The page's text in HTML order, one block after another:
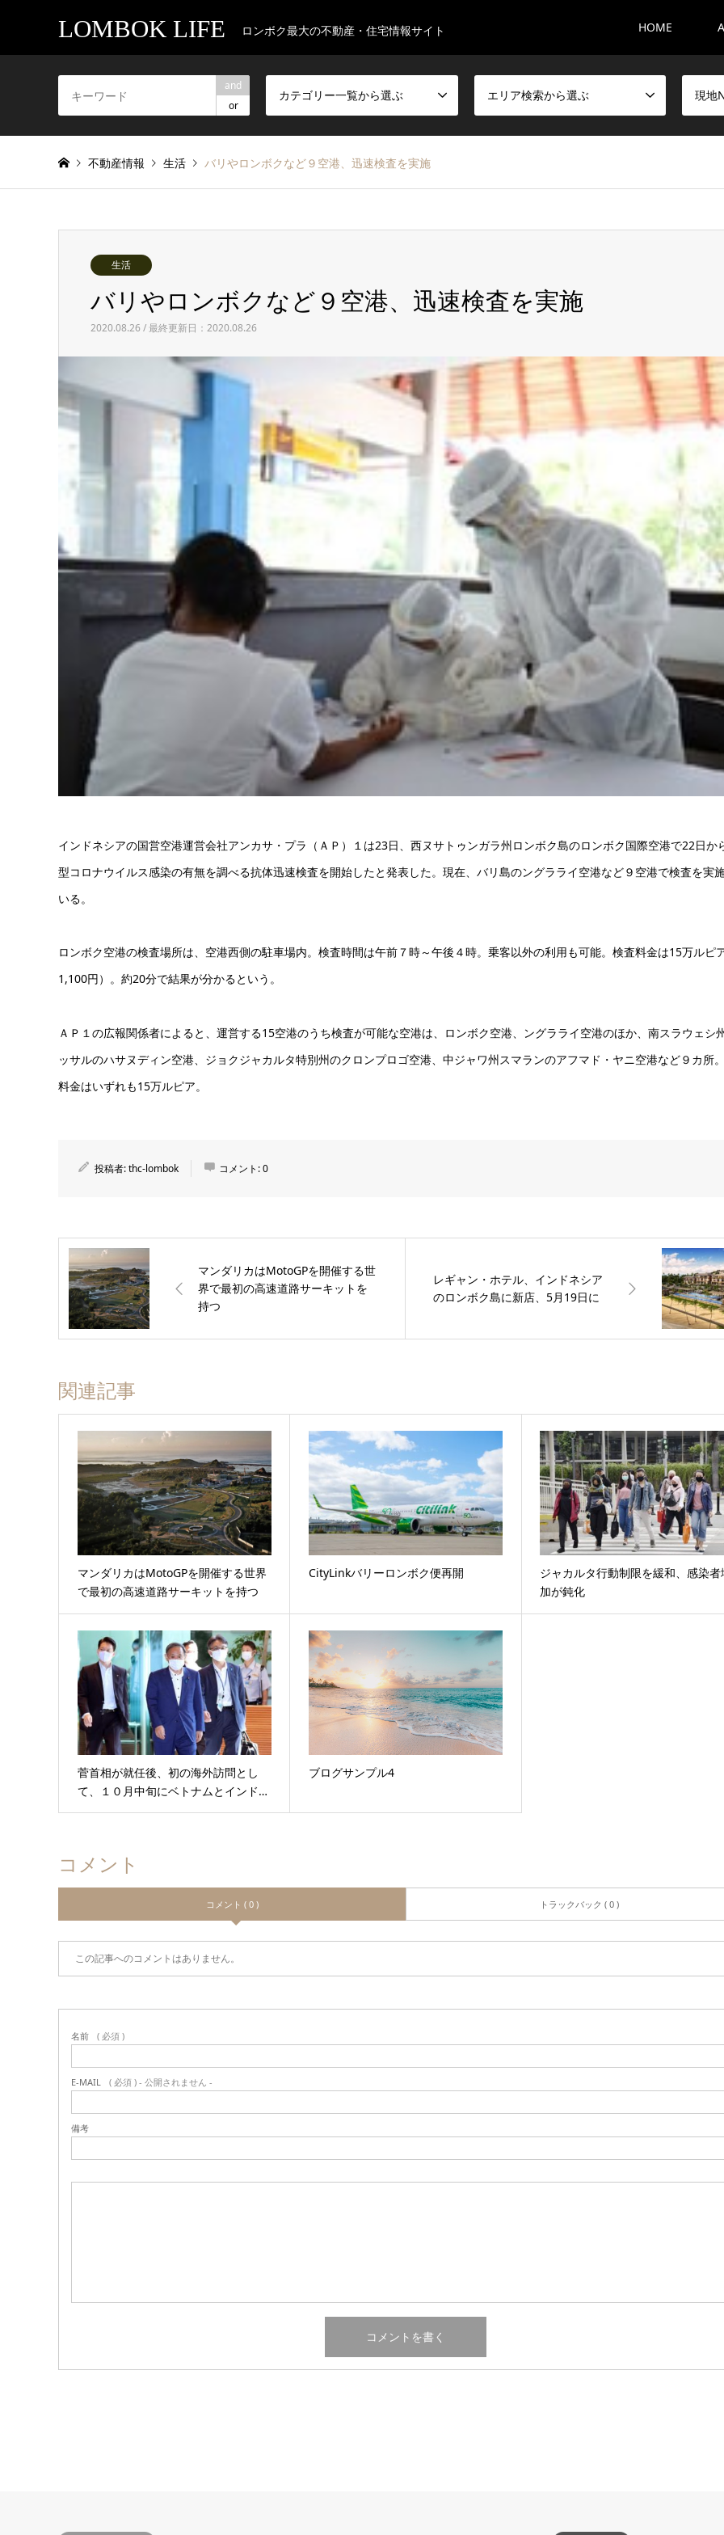
LOMBOK LIFE ロンボク最大の不動産・住宅情報サイト HOME
and
or
カテゴリー一覧から選ぶ エリア検索から選ぶ 現地
不動産情報 生活 バリやロンボクなど９空港、迅速検査を実施
生活
バリやロンボクなど９空港、迅速検査を実施
2020.08.26 / 最終更新日：2020.08.26
インドネシアの国営空港運営会社アンカサ・プラ（ＡＰ）１は23日、西ヌサトゥンガラ州ロンボク島のロンボク国際空港で22日か
型コロナウイルス感染の有無を調べる抗体迅速検査を開始したと発表した。現在、バリ島のングラライ空港など９空港で検査を実
いる。
ロンボク空港の検査場所は、空港西側の駐車場内。検査時間は午前７時～午後４時。乗客以外の利用も可能。検査料金は15万ルピ
1,100円）。約20分で結果が分かるという。
ＡＰ１の広報関係者によると、運営する15空港のうち検査が可能な空港は、ロンボク空港、ングラライ空港のほか、南スラウェシ
ッサルのハサヌディン空港、ジョクジャカルタ特別州のクロンプロゴ空港、中ジャワ州スマランのアフマド・ヤニ空港など９カ所
料金はいずれも15万ルピア。
投稿者:thc-lombok コメント:0
マンダリカはMotoGPを開催する世
界で最初の高速道路サーキットを
持つ
レギャン・ホテル、インドネシア
のロンボク島に新店、5月19日に
関連記事
マンダリカはMotoGPを開催する世界
で最初の高速道路サーキットを持つ
CityLinkバリーロンボク便再開
ジャカルタ行動制限を緩和、感染者
加が鈍化
菅首相が就任後、初の海外訪問とし
て、１０月中旬にベトナムとインド…
ブログサンプル4
コメント
コメント ( 0 ) トラックバック ( 0 )
この記事へのコメントはありません。
名前 ( 必須 )
E-MAIL ( 必須 ) - 公開されません -
備考